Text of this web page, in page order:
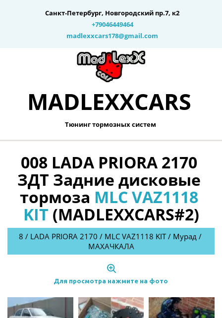
+79046449464
Санкт-Петербург, Новгородский пр.7, к2
madlexxcars178@gmail.com
MADLEXXCARS­­
Тюнинг тормозных систем
008 LADA PRIORA 2170
ЗДТ Задние дисковые
тормоза MLC VAZ1118
KIT (MADLEXXCARS#2)
8 / LADA PRIORA 2170 / MLC VAZ1118 KIT / Мурад /
МАХАЧКАЛА
Для просмотра нажмите на фото